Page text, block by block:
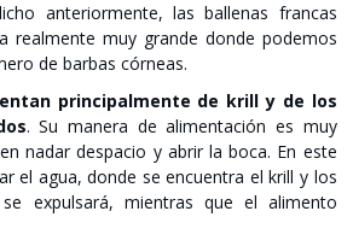
anteriormente, las ballenas francas
realmente muy grande donde podemos
de barbas córneas.
principalmente de krill y de los
. Su manera de alimentación es muy
nadar despacio y abrir la boca. En este
el agua, donde se encuentra el krill y los
expulsará, mientras que el alimento